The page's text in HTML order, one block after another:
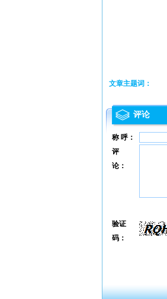
文章主题词：
评论
称 呼：
评
论：
验证
码：